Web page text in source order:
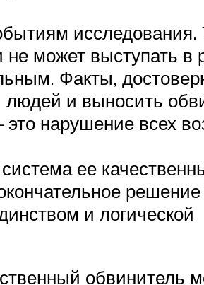
исследования.
не может выступать в
Факты,
и выносить
это нарушение всех
ее
и логической
обвинитель